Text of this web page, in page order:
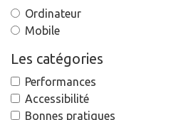
Ordinateur
Mobile
Les catégories
Performances
Accessibilité
Bonnes pratiques